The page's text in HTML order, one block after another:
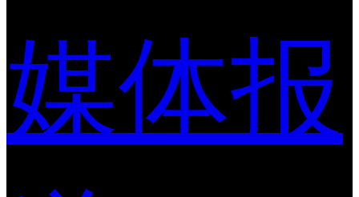
媒体报